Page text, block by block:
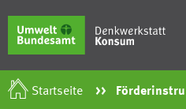
zum
Inhalt
Startseite